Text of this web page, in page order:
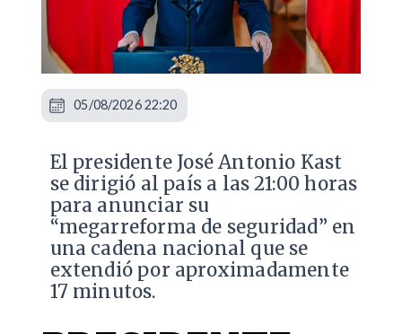
El presidente José Antonio Kast
se dirigió al país a las 21:00 horas
para anunciar su
“megarreforma de seguridad” en
una cadena nacional que se
extendió por aproximadamente
17 minutos.
05/08/2026 22:20